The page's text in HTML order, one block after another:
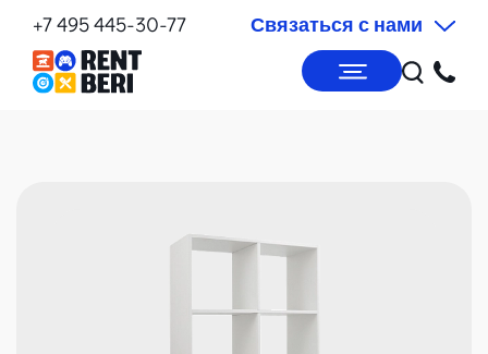
+7 495 445-30-77 Связаться с нами